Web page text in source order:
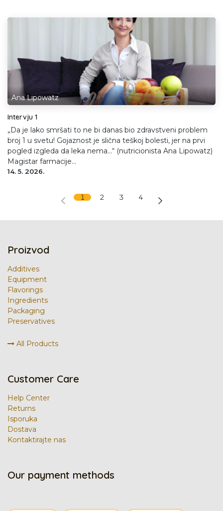
Ana Lipowatz
Intervju 1
„Da je lako smršati to ne bi danas bio zdravstveni problem
broj 1 u svetu! Gojaznost je slična teškoj bolesti, jer na prvi
pogled izgleda da leka nema…“ (nutricionista Ana Lipowatz)
Magistar farmacije...
14. 5. 2026.
1 2 3 4
Proizvod
Additives
Equipment
Flavorings
Ingredients
Packaging
Preservatives
All Products
Customer Care
Help Center
Returns
Isporuka
Dostava
Kontaktirajte nas
Our payment methods